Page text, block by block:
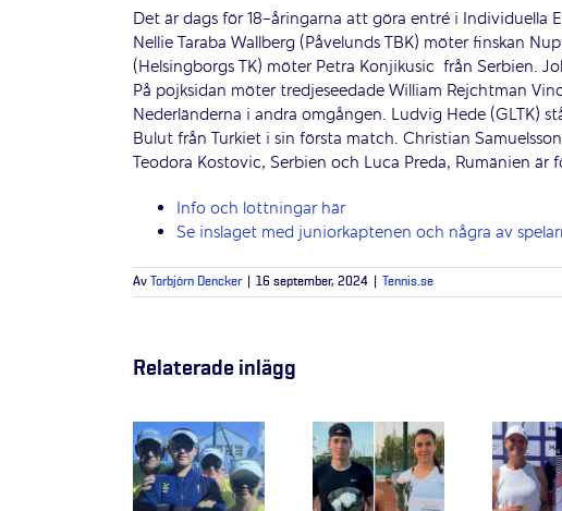
Det är dags för 18-åringarna att göra entré i Individuella
Nellie Taraba Wallberg (Påvelunds TBK) möter finskan
(Helsingborgs TK) möter Petra Konjikusic från Serbien.
På pojksidan möter tredjeseedade William Rejchtman
Nederländerna i andra omgången. Ludvig Hede (GLTK)
Bulut från Turkiet i sin första match. Christian
Teodora Kostovic, Serbien och Luca Preda, Rumänien är
Info och lottningar här
Se inslaget med juniorkaptenen och några av
Av Torbjörn Dencker 16 september, 2024 Tennis.se
Relaterade inlägg